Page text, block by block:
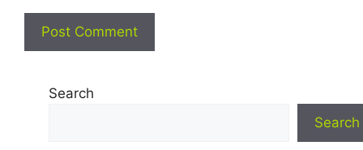
Search
Search